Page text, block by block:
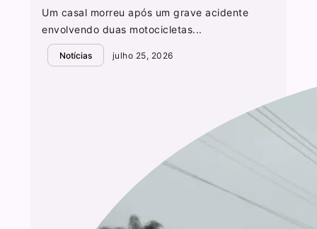
Um casal morreu após um grave acidente
envolvendo duas motocicletas...
Notícias julho 25, 2026